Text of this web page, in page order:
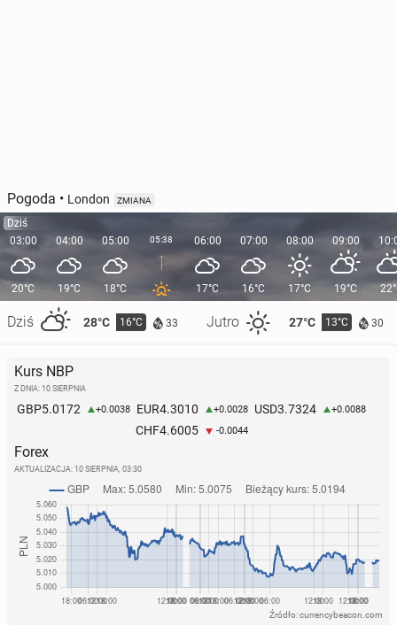
Pogoda • London ZMIANA
Dziś
03:00
20°C
Dziś 28°C 16°C 33 Jutro 27°C 13°C 30
04:00
19°C
05:00
18°C
05:38 06:00
17°C
07:00
16°C
08:00
17°C
09:00
19°C
Kurs NBP
Z DNIA: 10 SIERPNIA
GBP5.0172 +0.0038 EUR4.3010 +0.0028 USD3.7324 +0.0088
CHF4.6005 -0.0044
Forex
AKTUALIZACJA: 10 SIERPNIA, 03:30
Źródło: currencybeacon.com